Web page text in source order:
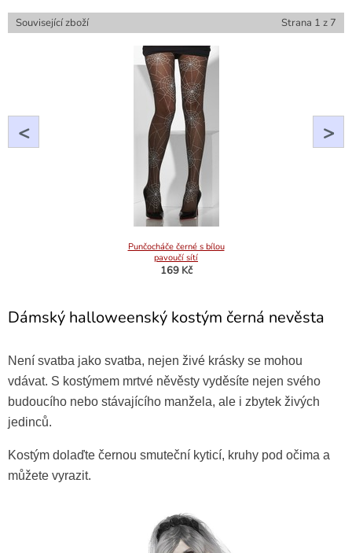
Související zboží Strana 1 z 7
<
Punčocháče černé s bílou
pavoučí sítí
169 Kč
>
Dámský halloweenský kostým černá nevěsta
Není svatba jako svatba, nejen živé krásky se mohou
vdávat. S kostýmem mrtvé něvěsty vyděsíte nejen svého
budoucího nebo stávajícího manžela, ale i zbytek živých
jedinců.
Kostým dolaďte černou smuteční kyticí, kruhy pod očima a
můžete vyrazit.